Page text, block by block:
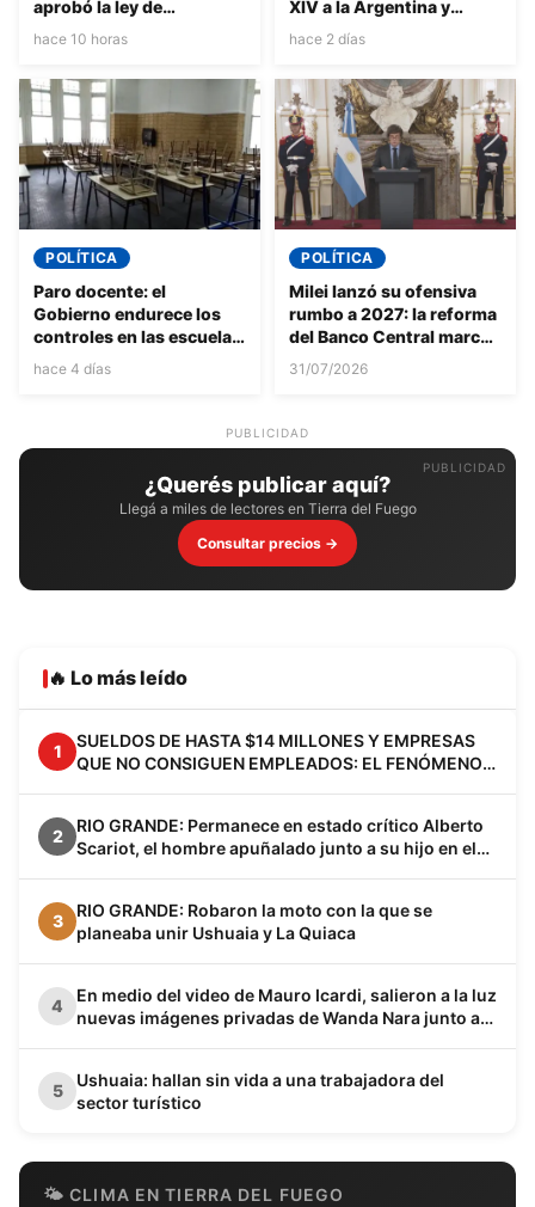
aprobó la ley de
propiedad privada, pero
reforma del Fuego
hace 10 horas
XIV a la Argentina y
expresó su “enorme
confirmación
hace 2 días
POLÍTICA
Paro docente: el
Gobierno endurece los
controles en las escuelas
y anticipa un fuerte
hace 4 días
POLÍTICA
Milei lanzó su ofensiva
rumbo a 2027: la reforma
del Banco Central marcó
el inicio de la campaña
por la reelección
31/07/2026
PUBLICIDAD
¿Querés publicar aquí?
Llegá a miles de lectores en Tierra del Fuego
Consultar precios →
🔥 Lo más leído
1
SUELDOS DE HASTA $14 MILLONES Y EMPRESAS
QUE NO CONSIGUEN EMPLEADOS: EL FENÓMENO
2
RIO GRANDE: Permanece en estado crítico Alberto
Scariot, el hombre apuñalado junto a su hijo en el
3
RIO GRANDE: Robaron la moto con la que se
planeaba unir Ushuaia y La Quiaca
4
En medio del video de Mauro Icardi, salieron a la luz
nuevas imágenes privadas de Wanda Nara junto a
5
Ushuaia: hallan sin vida a una trabajadora del
sector turístico
🌤 CLIMA EN TIERRA DEL FUEGO